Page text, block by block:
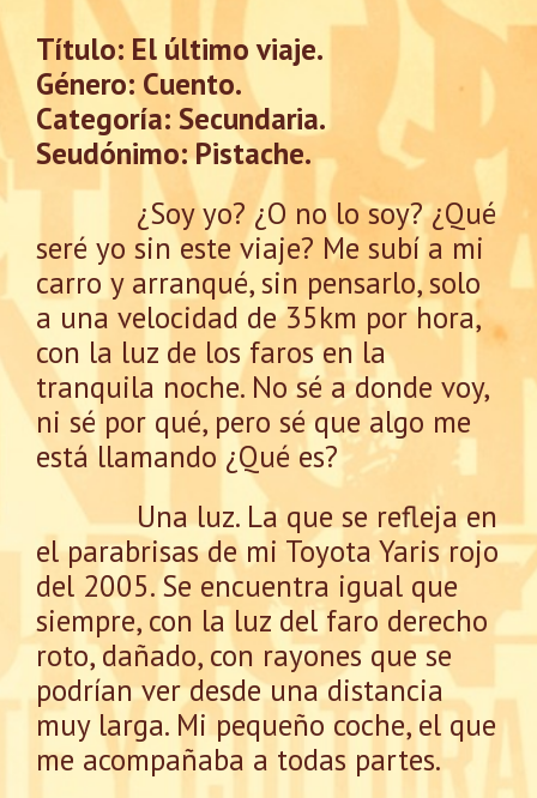
Título: El último viaje.
Género: Cuento.
Categoría: Secundaria.
Seudónimo: Pistache.
¿Soy yo? ¿O no lo soy? ¿Qué
seré yo sin este viaje? Me subí a mi
carro y arranqué, sin pensarlo, solo
a una velocidad de 35km por hora,
con la luz de los faros en la
tranquila noche. No sé a donde voy,
ni sé por qué, pero sé que algo me
está llamando ¿Qué es?
Una luz. La que se refleja en
el parabrisas de mi Toyota Yaris rojo
del 2005. Se encuentra igual que
siempre, con la luz del faro derecho
roto, dañado, con rayones que se
podrían ver desde una distancia
muy larga. Mi pequeño coche, el que
me acompañaba a todas partes.